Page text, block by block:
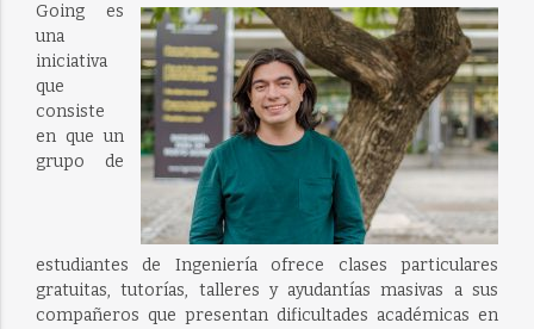
Going es
una
iniciativa
que
consiste
en que un
grupo de
estudiantes de Ingeniería ofrece clases particulares
gratuitas, tutorías, talleres y ayudantías masivas a sus
compañeros que presentan dificultades académicas en